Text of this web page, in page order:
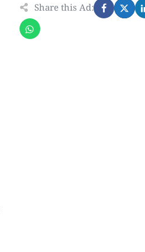
Share this Ad: